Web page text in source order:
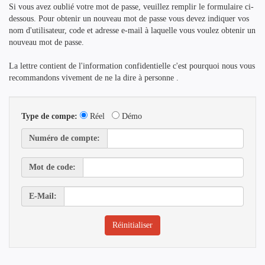
Si vous avez oublié votre mot de passe, veuillez remplir le formulaire ci-
dessous. Pour obtenir un nouveau mot de passe vous devez indiquer vos
nom d'utilisateur, code et adresse e-mail à laquelle vous voulez obtenir un
nouveau mot de passe.
La lettre contient de l'information confidentielle c'est pourquoi nous vous
recommandons vivement de ne la dire à personne .
Type de compe: Réel Démo
Numéro de compte:
Mot de code:
E-Mail: